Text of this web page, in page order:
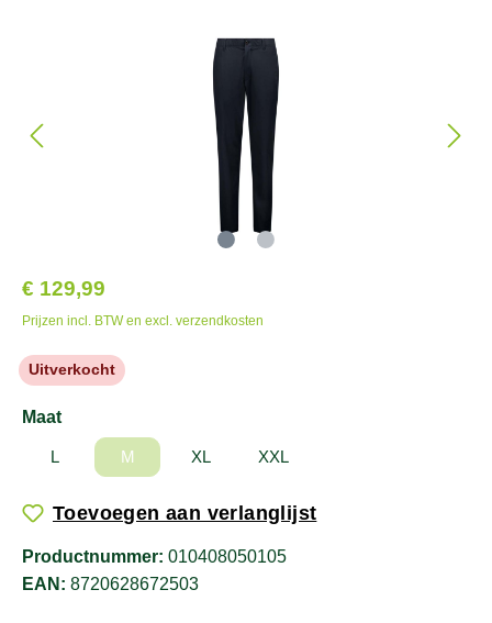
€ 129,99
Prijzen incl. BTW en excl. verzendkosten
Uitverkocht
Maat
L M XL XXL
Toevoegen aan verlanglijst
Productnummer: 010408050105
EAN: 8720628672503